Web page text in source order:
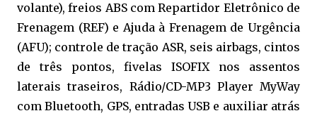
volante), freios ABS com Repartidor Eletrônico de
Frenagem (REF) e Ajuda à Frenagem de Urgência
(AFU); controle de tração ASR, seis airbags, cintos
de três pontos, fivelas ISOFIX nos assentos
laterais traseiros, Rádio/CD-MP3 Player MyWay
com Bluetooth, GPS, entradas USB e auxiliar atrás